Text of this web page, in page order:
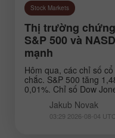
Stock Markets
Thị trường
S&P 500 và
mạnh
Hôm qua, các chỉ số
chắc. S&P 500 tăng
0,01%. Chỉ số Dow
Jakub Novak
03:29 2026-08-04